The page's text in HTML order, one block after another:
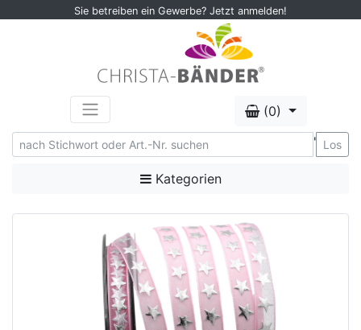
Sie betreiben ein Gewerbe? Jetzt anmelden!
(0)
' Los
Kategorien